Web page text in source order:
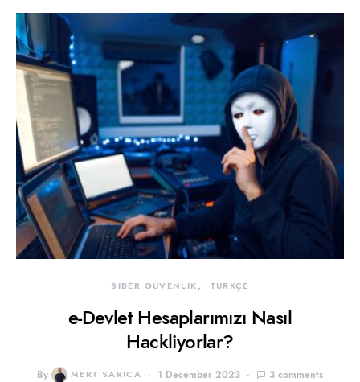
SİBER GÜVENLİK TÜRKÇE
e-Devlet Hesaplarımızı Nasıl
Hackliyorlar?
By MERT SARICA 1 December 2023 3 comments